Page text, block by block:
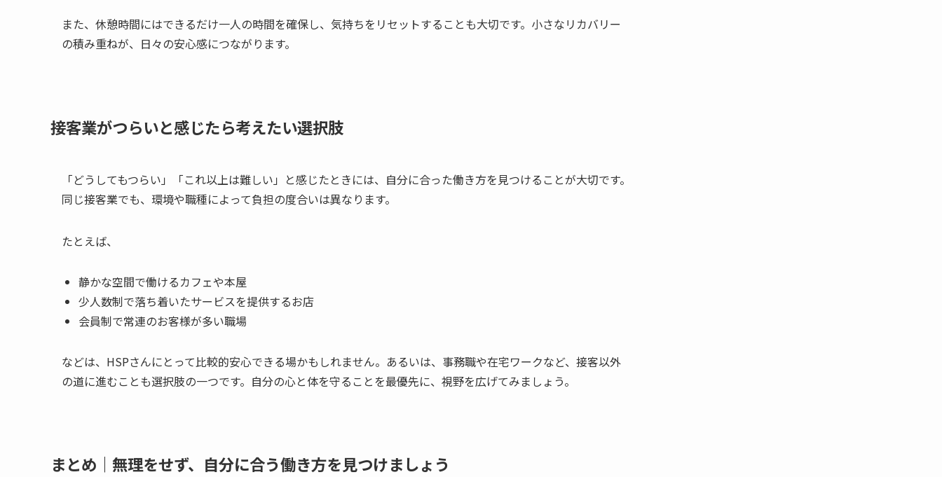
また、休憩時間にはできるだけ一人の時間を確保し、気持ちをリセットすることも大切です。小さなリカバリー
の積み重ねが、日々の安心感につながります。
接客業がつらいと感じたら考えたい選択肢
「どうしてもつらい」「これ以上は難しい」と感じたときには、自分に合った働き方を見つけることが大切です。
同じ接客業でも、環境や職種によって負担の度合いは異なります。
たとえば、
静かな空間で働けるカフェや本屋
少人数制で落ち着いたサービスを提供するお店
会員制で常連のお客様が多い職場
などは、HSPさんにとって比較的安心できる場かもしれません。あるいは、事務職や在宅ワークなど、接客以外
の道に進むことも選択肢の一つです。自分の心と体を守ることを最優先に、視野を広げてみましょう。
まとめ｜無理をせず、自分に合う働き方を見つけましょう